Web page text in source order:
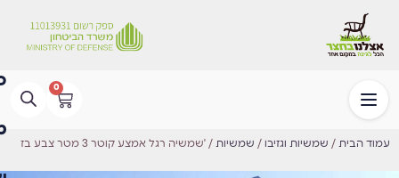
0
עמוד הבית / שמשיות וגזיבו / שמשיות / ⁦שמשיה רגל אמצע קוטר 3 מטר צבע בז'